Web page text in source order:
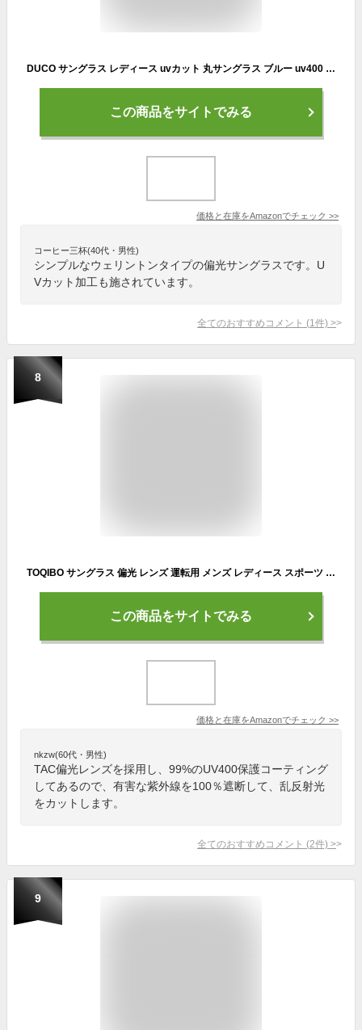
DUCO サングラス レディース uvカット 丸サングラス ブルー uv400 偏光 レンズ ファッションなデザイン sunglasses women 紫外線カット 1230
この商品をサイトでみる
価格と在庫をAmazonでチェック >>
コーヒー三杯(40代・男性)
シンプルなウェリントンタイプの偏光サングラスです。U
Vカット加工も施されています。
全てのおすすめコメント (1 件) >
8
TOQIBO サングラス 偏光 レンズ 運転用 メンズ レディース スポーツ 超軽量 クリア UV400 紫外線をカット 釣り 野球 テニス ゴルフ 自転車 TR90
この商品をサイトでみる
価格と在庫をAmazonでチェック >>
nkzw(60代・男性)
TAC偏光レンズを採用し、99%のUV400保護コーティング
してあるので、有害な紫外線を100％遮断して、乱反射光
をカットします。
全てのおすすめコメント (2件) >
9